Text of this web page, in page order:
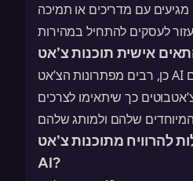
עם מדריכים או תמיכה
כן, רבים מפתרונות הצ’אט AI מאפשרים לעסקים
כך שיתאימו לצרכים
להרוויח מתוכנות צ’אט
AI?